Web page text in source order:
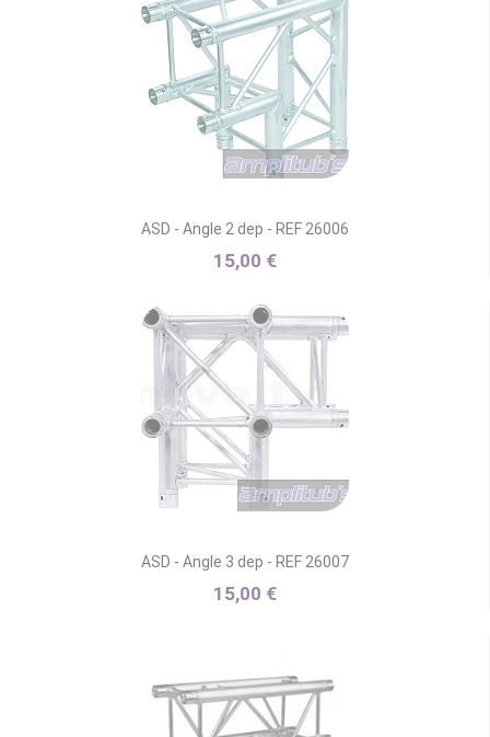
ASD - Angle 2 dep - REF 26006
15,00 €
ASD - Angle 3 dep - REF 26007
15,00 €